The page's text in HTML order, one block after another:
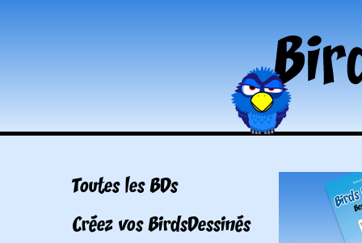
Toutes les BDs
Créez vos BirdsDessinés